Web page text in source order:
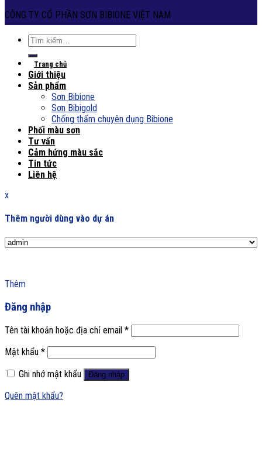
CÔNG TY CỔ PHẦN SƠN BIBIONE VIỆT NAM
Tìm
kiếm:
Trang chủ
Giới thiệu
Sản phẩm
Sơn Bibione
Sơn Bibigold
Chống thấm chuyên dụng Bibione
Phối màu sơn
Tư vấn
Cảm hứng màu sắc
Tin tức
Liên hệ
x
Thêm người dùng vào dự án
Thêm
Đăng nhập
Tên tài khoản hoặc địa chỉ email *
Mật khẩu *
Ghi nhớ mật khẩu
Đăng nhập
Quên mật khẩu?